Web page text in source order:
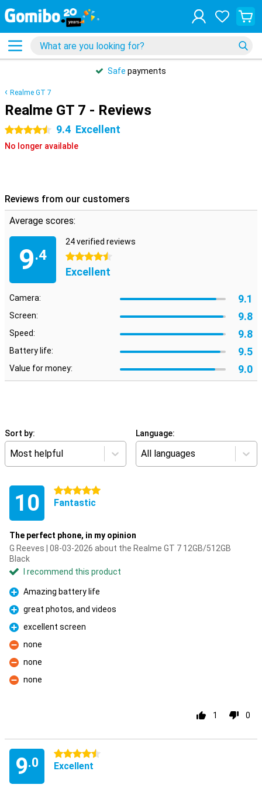
Safe payments
Realme GT 7
Realme GT 7 - Reviews
4.5 stars 9.4 Excellent
No longer available
Reviews from our customers
Average scores:
9.4
24 verified reviews
4.5 stars
Excellent
Camera: 9.1
Screen: 9.8
Speed: 9.8
Battery life: 9.5
Value for money: 9.0
Sort by:
Most helpful
Language:
All languages
10 5 stars
Fantastic
The perfect phone, in my opinion
G Reeves | 08-03-2026 about the Realme GT 7 12GB/512GB
Black
I recommend this product
Pro
Amazing battery life
Pro
great photos, and videos
Pro
excellent screen
Con
none
Con
none
Con
none
1 0
9.0
4.5 stars
Excellent